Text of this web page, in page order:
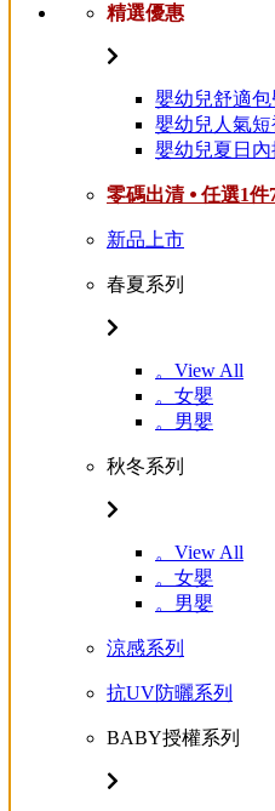
精選優惠
嬰幼兒舒適包
嬰幼兒人氣短
嬰幼兒夏日內
零碼出清 ⦁ 任選1件
新品上市
春夏系列
。View All
。女嬰
。男嬰
秋冬系列
。View All
。女嬰
。男嬰
涼感系列
抗UV防曬系列
BABY授權系列